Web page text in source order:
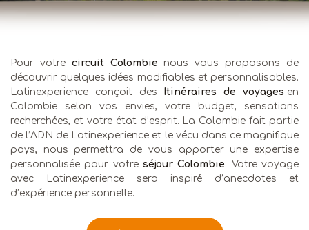
Pour votre circuit Colombie nous vous proposons de
découvrir quelques idées modifiables et personnalisables.
Latinexperience conçoit des Itinéraires de voyages en
Colombie selon vos envies, votre budget, sensations
recherchées, et votre état d’esprit. La Colombie fait partie
de l’ADN de Latinexperience et le vécu dans ce magnifique
pays, nous permettra de vous apporter une expertise
personnalisée pour votre séjour Colombie. Votre voyage
avec Latinexperience sera inspiré d’anecdotes et
d’expérience personnelle.